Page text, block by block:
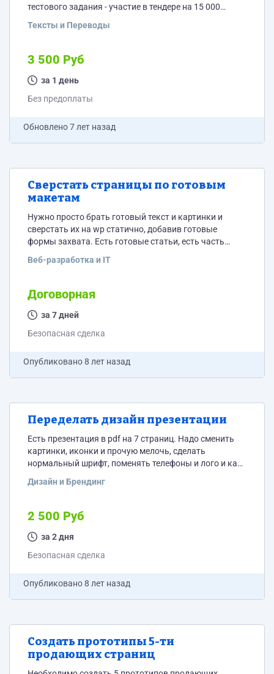
тестового задания - участие в тендере на 15 000
Тексты и Переводы
3 500 Руб
за 1 день
Без предоплаты
Обновлено7 лет назад
Сверстать страницы по готовым
макетам
Нужно просто брать готовый текст и картинки и
сверстать их на wp статично, добавив готовые
формы захвата. Есть готовые статьи, есть часть
Веб-разработка и IT
Договорная
за 7 дней
Безопасная сделка
Опубликовано8 лет назад
Переделать дизайн презентации
Есть презентация в pdf на 7 страниц. Надо сменить
картинки, иконки и прочую мелочь, сделать
нормальный шрифт, поменять телефоны и лого и как-
Дизайн и Брендинг
2 500 Руб
за 2 дня
Безопасная сделка
Опубликовано8 лет назад
Создать прототипы 5-ти
продающих страниц